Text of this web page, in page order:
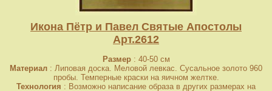
Икона Пётр и Павел Святые Апостолы
Арт.2612
Размер: 40-50 см
Материал : Липовая доска. Меловой левкас. Сусальное золото 960
пробы. Темперные краски на яичном желтке.
Технология : Возможно написание образа в других размерах на